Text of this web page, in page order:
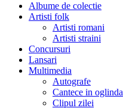
Albume de colectie
Artisti folk
Artisti romani
Artisti straini
Concursuri
Lansari
Multimedia
Autografe
Cantece in oglinda
Clipul zilei